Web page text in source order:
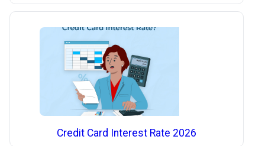
Credit Card Interest Rate 2026